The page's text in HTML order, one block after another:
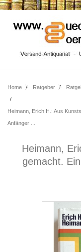
Home Ratgeber
Heimann, Erich H.: Aus
Anfänger ...
Heimann,
gemacht.